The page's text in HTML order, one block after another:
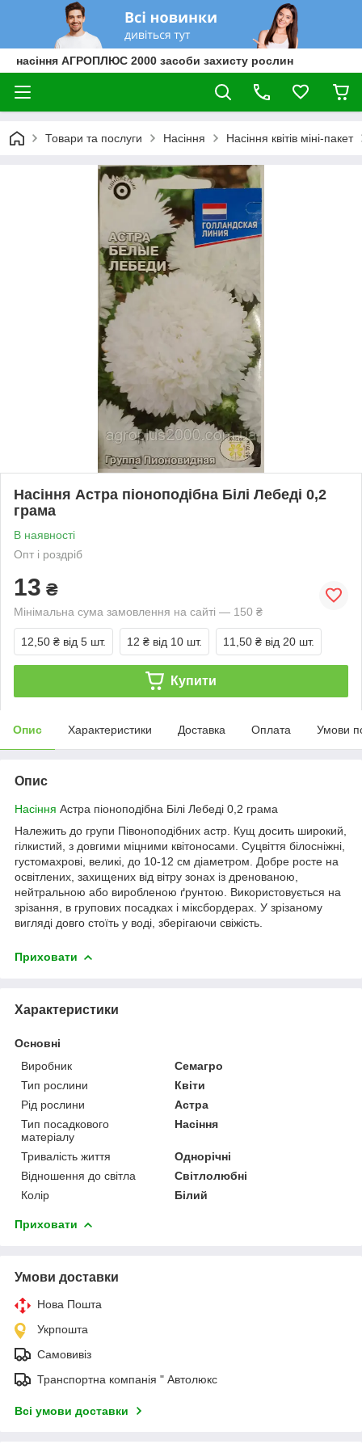
насіння АГРОПЛЮС 2000 засоби захисту рослин
Товари та послуги Насіння Насіння квітів міні-пакет
Насіння Астра піоноподібна Білі Лебеді 0,2
грама
В наявності
Опт і роздріб
13 ₴
Мінімальна сума замовлення на сайті — 150 ₴
12,50 ₴ від 5 шт. 12 ₴ від 10 шт. 11,50 ₴ від 20 шт.
Купити
Опис Характеристики Доставка Оплата Умови
Опис
Насіння Астра піоноподібна Білі Лебеді 0,2 грама
Належить до групи Півоноподібних астр. Кущ досить широкий,
гілкистий, з довгими міцними квітоносами. Суцвіття білосніжні,
густомахрові, великі, до 10-12 см діаметром. Добре росте на
освітлених, захищених від вітру зонах із дренованою,
нейтральною або виробленою ґрунтою. Використовується на
зрізання, в групових посадках і міксбордерах. У зрізаному
вигляді довго стоїть у воді, зберігаючи свіжість.
Приховати
Характеристики
Основні
Виробник
Семагро
Тип рослини
Квіти
Рід рослини
Астра
Тип посадкового
матеріалу
Насіння
Тривалість життя
Однорічні
Відношення до світла
Світлолюбні
Колір
Білий
Приховати
Умови доставки
Нова Пошта
Укрпошта
Самовивіз
Транспортна компанія " Автолюкс
Всі умови доставки